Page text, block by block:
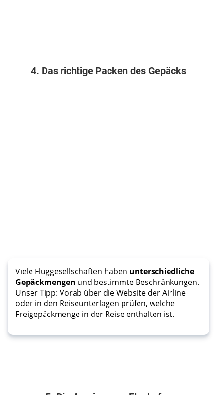
4. Das richtige Packen des Gepäcks
Viele Fluggesellschaften haben unterschiedliche
Gepäckmengen und bestimmte Beschränkungen.
Unser Tipp: Vorab über die Website der Airline
oder in den Reiseunterlagen prüfen, welche
Freigepäckmenge in der Reise enthalten ist.